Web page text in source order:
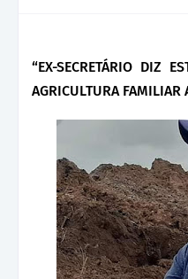
“EX-SECRETÁRIO DIZ
AGRICULTURA FAMILIAR